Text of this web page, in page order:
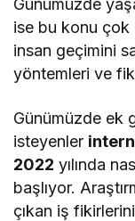
Günümüzde
ise bu konu çok
insan geçimini
yöntemleri ve
Günümüzde ek
isteyenler
2022 yılında
başlıyor.
çıkan iş